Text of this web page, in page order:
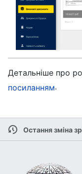
Детальніше про
посиланням.
Остання зміна